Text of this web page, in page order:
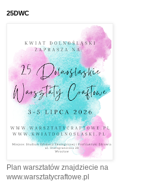
25DWC
Plan warsztatów znajdziecie na
www.warsztatycraftowe.pl